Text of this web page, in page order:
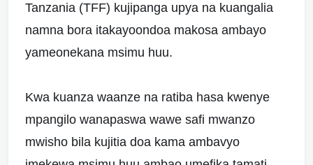
Tanzania (TFF) kujipanga upya na kuangalia
namna bora itakayoondoa makosa ambayo
yameonekana msimu huu.
Kwa kuanza waanze na ratiba hasa kwenye
mpangilo wanapaswa wawe safi mwanzo
mwisho bila kujitia doa kama ambavyo